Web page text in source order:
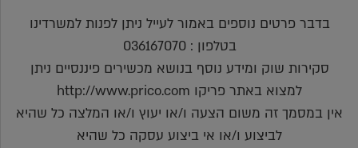
בדבר פרטים נוספים באמור לעייל ניתן לפנות למשרדינו
בטלפון : 036167070
סקירות שוק ומידע נוסף בנושא מכשירים פיננסיים ניתן
למצוא באתר פריקו http://www.prico.com
אין במסמך זה משום הצעה ו/או יעוץ ו/או המלצה כל שהיא
לביצוע ו/או אי ביצוע עסקה כל שהיא